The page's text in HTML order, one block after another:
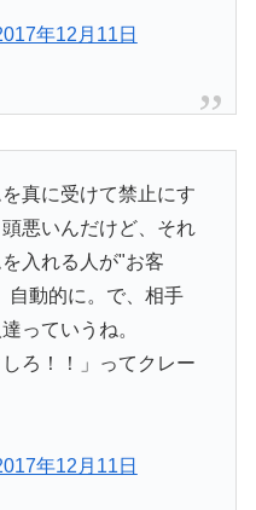
年12月11日
真に受けて禁止にす
悪いんだけど、それ
入れる人が"お客
自動的に。で、相手
っていうね。
ろ！！」ってクレー
年12月11日